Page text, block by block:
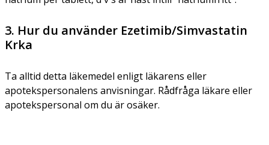
3. Hur du använder Ezetimib/Simvastatin
Krka
Ta alltid detta läkemedel enligt läkarens eller
apotekspersonalens anvisningar. Rådfråga läkare eller
apotekspersonal om du är osäker.